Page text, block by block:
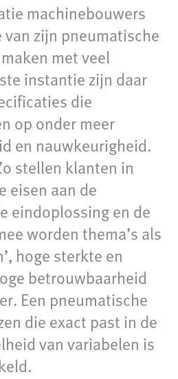
machinebouwers
zijn pneumatische
met veel
instantie zijn daar
die
op onder meer
en nauwkeurigheid.
stellen klanten in
eisen aan de
eindoplossing en de
worden thema’s als
hoge sterkte en
betrouwbaarheid
Een pneumatische
die exact past in de
van variabelen is